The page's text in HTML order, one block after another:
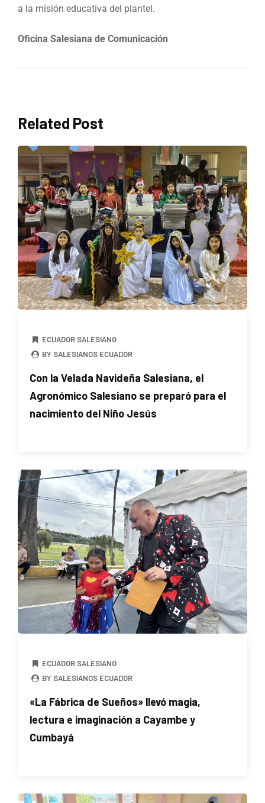
a la misión educativa del plantel.
Oficina Salesiana de Comunicación
Related Post
ECUADOR SALESIANO
BY SALESIANOS ECUADOR
Con la Velada Navideña Salesiana, el
Agronómico Salesiano se preparó para el
nacimiento del Niño Jesús
ECUADOR SALESIANO
BY SALESIANOS ECUADOR
«La Fábrica de Sueños» llevó magia,
lectura e imaginación a Cayambe y
Cumbayá